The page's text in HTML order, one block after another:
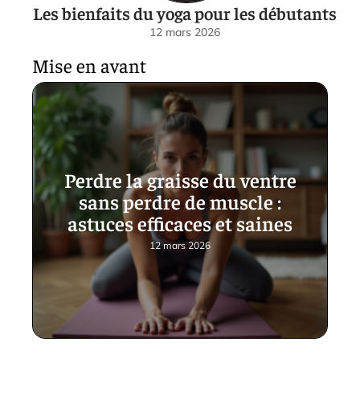
Les bienfaits du yoga pour les débutants
12 mars 2026
Mise en avant
Perdre la graisse du ventre
sans perdre de muscle :
astuces efficaces et saines
12 mars 2026